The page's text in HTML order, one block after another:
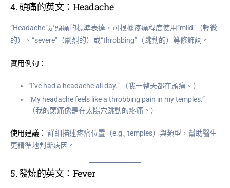
4.頭痛的英文：Headache
“Headache”是頭痛的標準表達，可根據疼痛程度使用“mild”（輕微
的）、“severe”（劇烈的）或“throbbing”（跳動的）等修飾詞。
實用例句：
“I’ve had a headache all day.” （我一整天都在頭痛。）
“My headache feels like a throbbing pain in my temples.”
（我的頭痛像是在太陽穴跳動的疼痛。）
使用建議： 詳細描述疼痛位置（e.g., temples）與類型，幫助醫生
更精準地判斷病因。
5.發燒的英文：Fever